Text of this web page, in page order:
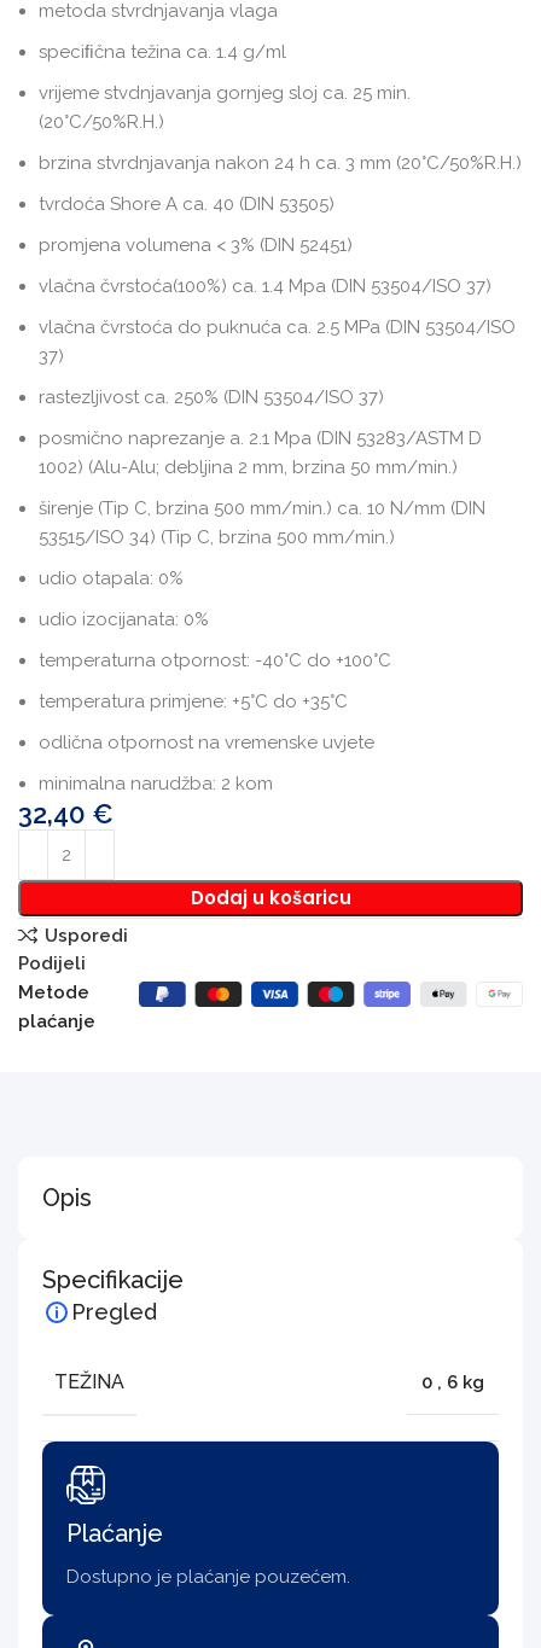
metoda stvrdnjavanja vlaga
speciﬁčna težina ca. 1.4 g/ml
vrijeme stvdnjavanja gornjeg sloj ca. 25 min.
(20°C/50%R.H.)
brzina stvrdnjavanja nakon 24 h ca. 3 mm (20°C/50%R.H.)
tvrdoća Shore A ca. 40 (DIN 53505)
promjena volumena < 3% (DIN 52451)
vlačna čvrstoća(100%) ca. 1.4 Mpa (DIN 53504/ISO 37)
vlačna čvrstoća do puknuća ca. 2.5 MPa (DIN 53504/ISO
37)
rastezljivost ca. 250% (DIN 53504/ISO 37)
posmično naprezanje a. 2.1 Mpa (DIN 53283/ASTM D
1002) (Alu-Alu; debljina 2 mm, brzina 50 mm/min.)
širenje (Tip C, brzina 500 mm/min.) ca. 10 N/mm (DIN
53515/ISO 34) (Tip C, brzina 500 mm/min.)
udio otapala: 0%
udio izocijanata: 0%
temperaturna otpornost: -40°C do +100°C
temperatura primjene: +5°C do +35°C
odlična otpornost na vremenske uvjete
minimalna narudžba: 2 kom
32,40 €
Dodaj u košaricu
Usporedi
Podijeli
Metode
plaćanje
Opis
Specifikacije
Pregled
TEŽINA 0 , 6 kg
Plaćanje
Dostupno je plaćanje pouzećem.